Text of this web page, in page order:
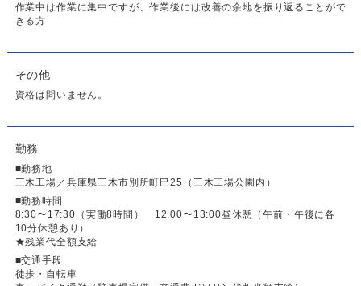
作業中は作業に集中ですが、作業後には改善の余地を振り返ることがで
きる方
その他
資格は問いません。
勤務
■勤務地
三木工場／兵庫県三木市別所町巴25（三木工場公園内）
■勤務時間
8:30〜17:30（実働8時間） 12:00〜13:00昼休憩（午前・午後に各
10分休憩あり）
★残業代全額支給
■交通手段
徒歩・自転車